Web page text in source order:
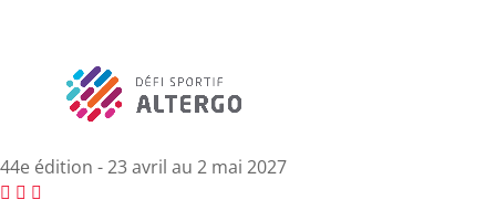
44e édition - 23 avril au 2 mai 2027